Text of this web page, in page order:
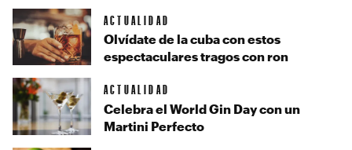
ACTUALIDAD
Olvídate de la cuba con estos
espectaculares tragos con ron
ACTUALIDAD
Celebra el World Gin Day con un
Martini Perfecto